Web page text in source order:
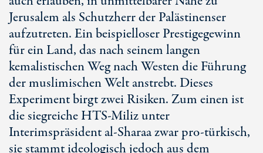
Jerusalem als Schutzherr der Palästinenser
aufzutreten. Ein beispielloser Prestigegewinn
für ein Land, das nach seinem langen
kemalistischen Weg nach Westen die Führung
der muslimischen Welt anstrebt. Dieses
Experiment birgt zwei Risiken. Zum einen ist
die siegreicheHTS-Milizunter
Interimspräsidental-Sharaazwarpro-türkisch,
sie stammt ideologisch jedoch aus dem